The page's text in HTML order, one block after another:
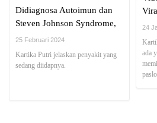
Didiagnosa Autoimun dan
Steven Johnson Syndrome,
Begini Kondisinya Sekarang
25 Februari 2024
Kartika Putri jelaskan penyakit yang
sedang diidapnya.
24
ada